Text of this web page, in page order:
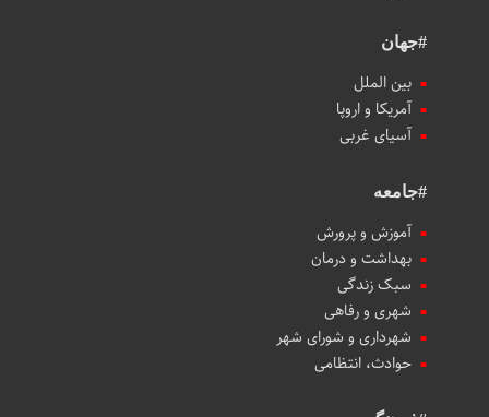
#جهان
بین الملل
آمریکا و اروپا
آسیای غربی
#جامعه
آموزش و پرورش
بهداشت و درمان
سبک زندگی
شهری و رفاهی
شهرداری و شورای شهر
حوادث، انتظامی